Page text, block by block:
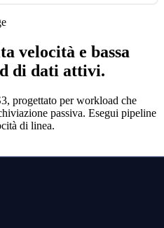
velocità e bassa
di dati attivi.
progettato per workload che
passiva. Esegui pipeline
di linea.